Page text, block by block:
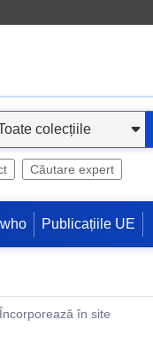
Căutare expert
Publicațiile UE
Încorporează în site